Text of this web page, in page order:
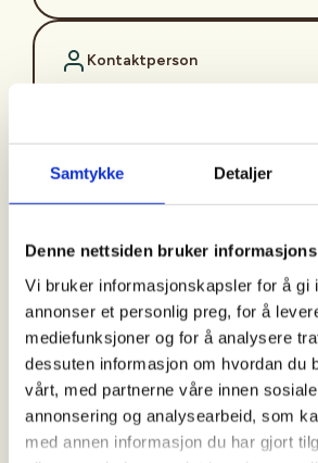
Samtykke Detaljer
Denne nettsiden bruker
Vi bruker informasjonskapsler for å gi
annonser et personlig preg, for å
mediefunksjoner og for å analysere
dessuten informasjon om hvordan du
vårt, med partnerne våre innen
annonsering og analysearbeid, som
med annen informasjon du har gjort
Kontaktperson
kristine.helland@dnt.no
utgangspunkt fra én av innfallsportene til
Vi går en tur på 1,5 til 2 timer i «raskt»
nok til at du blir litt svett på ryggen.
Målgruppa for turen er deg som er pluss/
ønsker en ettermiddagstur i et greit
også åpent for de som er yngre og eldre
Frammøte:
Mostun natursenter ved Mosvatnet
Turledere: